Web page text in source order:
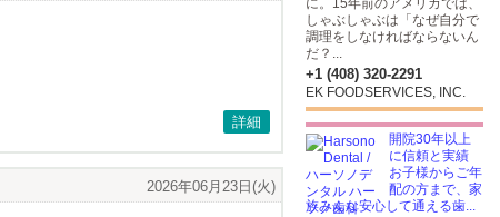
詳細
2026年06月23日(火)
に。15年前のアメリカでは、
しゃぶしゃぶは「なぜ自分で
調理をしなければならないん
だ？...
+1 (408) 320-2291
EK FOODSERVICES, INC.
開院30年以上
に信頼と実績
お子様からご年
配の方まで、家
族みんな安心して通える歯...